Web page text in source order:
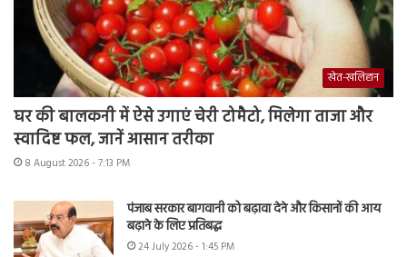
खेत-खलिहान
घर की बालकनी में ऐसे उगाएं चेरी टोमैटो, मिलेगा ताजा और
स्वादिष्ट फल, जानें आसान तरीका
8 August 2026 - 7:13 PM
पंजाब सरकार बागवानी को बढ़ावा देने और किसानों की आय
बढ़ाने के लिए प्रतिबद्ध
24 July 2026 - 1:45 PM